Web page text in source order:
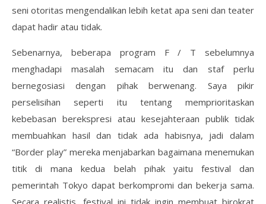
seni otoritas mengendalikan lebih ketat apa seni dan teater
dapat hadir atau tidak.
Sebenarnya, beberapa program F / T sebelumnya
menghadapi masalah semacam itu dan staf perlu
bernegosiasi dengan pihak berwenang. Saya pikir
perselisihan seperti itu tentang memprioritaskan
kebebasan berekspresi atau kesejahteraan publik tidak
membuahkan hasil dan tidak ada habisnya, jadi dalam
“Border play” mereka menjabarkan bagaimana menemukan
titik di mana kedua belah pihak yaitu festival dan
pemerintah Tokyo dapat berkompromi dan bekerja sama.
Secara realistis, festival ini tidak ingin membuat birokrat